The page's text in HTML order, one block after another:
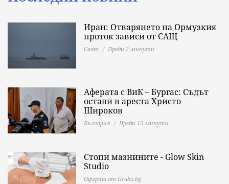
Иран: Отварянето на Ормузкия
проток зависи от САЩ
Свят Преди 2 минути
Аферата с ВиК – Бургас: Съдът
остави в ареста Христо
Широков
България Преди 15 минути
Стопи мазнините - Glow Skin
Studio
Оферта от Grabo.bg